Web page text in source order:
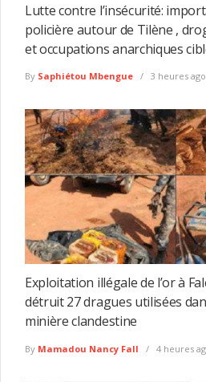
Lutte contre l’insécurité:
policière autour de Tilène ,
et occupations anarchiques
By Saphiétou Mbengue 3 heures ago
Exploitation illégale de l’or à
détruit 27 dragues utilisées
minière clandestine
By Mamadou Nancy Fall 4 heures